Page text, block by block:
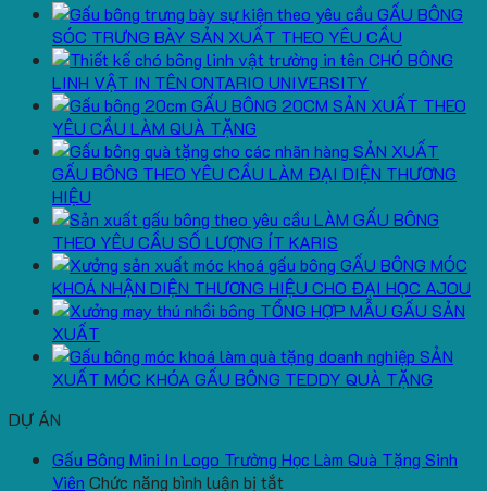
GẤU BÔNG
SÓC TRƯNG BÀY SẢN XUẤT THEO YÊU CẦU
CHÓ BÔNG
LINH VẬT IN TÊN ONTARIO UNIVERSITY
GẤU BÔNG 20CM SẢN XUẤT THEO
YÊU CẦU LÀM QUÀ TẶNG
SẢN XUẤT
GẤU BÔNG THEO YÊU CẦU LÀM ĐẠI DIỆN THƯƠNG
HIỆU
LÀM GẤU BÔNG
THEO YÊU CẦU SỐ LƯỢNG ÍT KARIS
GẤU BÔNG MÓC
KHOÁ NHẬN DIỆN THƯƠNG HIỆU CHO ĐẠI HỌC AJOU
TỔNG HỢP MẪU GẤU SẢN
XUẤT
SẢN
XUẤT MÓC KHÓA GẤU BÔNG TEDDY QUÀ TẶNG
DỰ ÁN
Gấu Bông Mini In Logo Trường Học Làm Quà Tặng Sinh
Viên Chức năng bình luận bị tắt